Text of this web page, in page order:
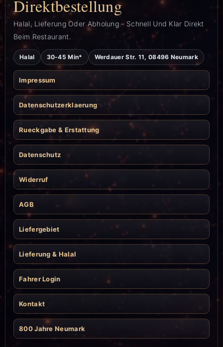
Direktbestellung
Halal, Lieferung Oder Abholung - Schnell Und Klar Direkt
Beim Restaurant.
Halal 30-45 Min* Werdauer Str. 11, 08496 Neumark
Impressum
Datenschutzerklaerung
Rueckgabe & Erstattung
Datenschutz
Widerruf
AGB
Liefergebiet
Lieferung & Halal
Fahrer Login
Kontakt
800 Jahre Neumark